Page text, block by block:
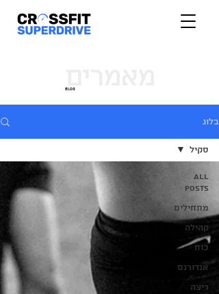
מאמרים
blog
בלוג
All
Posts
מתחילים
קהילה
כוח
אנדורנס
ריצה
סקיל